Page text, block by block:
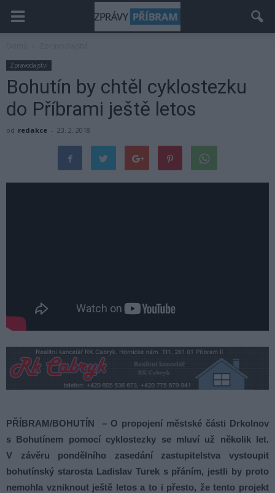
Zpravodajství
Bohutín by chtěl cyklostezku
do Příbrami ještě letos
od redakce - 23. 2. 2018
PŘÍBRAM/BOHUTÍN – O propojení městské části Drkolnov
s Bohutínem pomocí cyklostezky se mluví už několik let.
V závěru pondělního zasedání zastupitelstva vystoupit
bohutínský starosta Ladislav Turek s přáním, jestli by proto
nemohla vzniknout ještě letos a to i přesto, že tento projekt